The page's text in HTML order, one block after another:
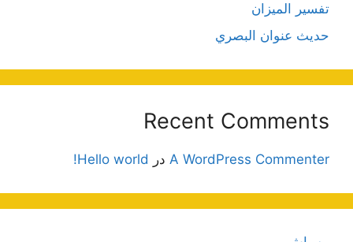
تفسير الميزان
حديث عنوان البصري
Recent Comments
A WordPress Commenter در Hello world!